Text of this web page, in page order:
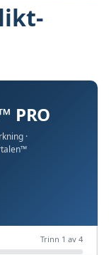
PRO
·
Trinn 1 av 4